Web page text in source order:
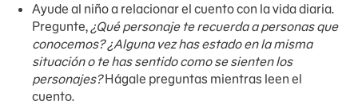
Ayude al niño a relacionar el cuento con la vida diaria.
Pregunte,¿Qué personaje te recuerda a personas que
conocemos? ¿Alguna vez has estado en la misma
situación o te has sentido como se sienten los
personajes?Hágale preguntas mientras leen el
cuento.